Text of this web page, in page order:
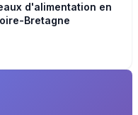
d'alimentation en
Bretagne